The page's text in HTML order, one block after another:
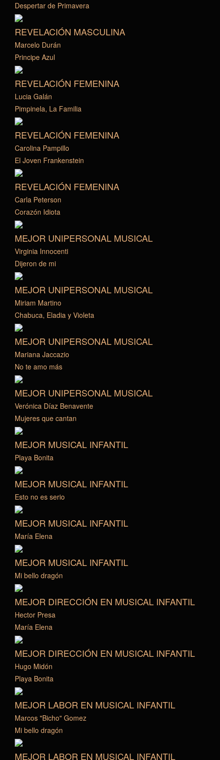
Despertar de Primavera
REVELACIÓN MASCULINA
Marcelo Durán
Principe Azul
REVELACIÓN FEMENINA
Lucia Galán
Pimpinela, La Familia
REVELACIÓN FEMENINA
Carolina Pampillo
El Joven Frankenstein
REVELACIÓN FEMENINA
Carla Peterson
Corazón Idiota
MEJOR UNIPERSONAL MUSICAL
Virginia Innocenti
Dijeron de mi
MEJOR UNIPERSONAL MUSICAL
Miriam Martino
Chabuca, Eladia y Violeta
MEJOR UNIPERSONAL MUSICAL
Mariana Jaccazio
No te amo más
MEJOR UNIPERSONAL MUSICAL
Verónica Díaz Benavente
Mujeres que cantan
MEJOR MUSICAL INFANTIL
Playa Bonita
MEJOR MUSICAL INFANTIL
Esto no es serio
MEJOR MUSICAL INFANTIL
María Elena
MEJOR MUSICAL INFANTIL
Mi bello dragón
MEJOR DIRECCIÓN EN MUSICAL INFANTIL
Hector Presa
María Elena
MEJOR DIRECCIÓN EN MUSICAL INFANTIL
Hugo Midón
Playa Bonita
MEJOR LABOR EN MUSICAL INFANTIL
Marcos "Bicho" Gomez
Mi bello dragón
MEJOR LABOR EN MUSICAL INFANTIL